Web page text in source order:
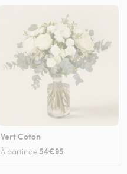
Vert Coton
À partir de 54€95